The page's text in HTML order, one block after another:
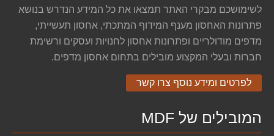
לשימושכם מבקרי האתר תמצאו את כל המידע הנדרש בנושא
פתרונות האחסון מענף המידוף המתכתי, אחסון תעשייתי,
מדפים מודולריים ופתרונות אחסון לחנויות ועסקים ורשימת
חברות ובעלי המקצוע מובילים בתחום אחסון מדפים.
לפרטים ומידע נוסף צרו קשר
המובילים של MDF